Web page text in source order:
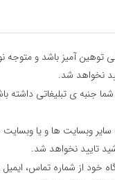
توهین آمیز باشد و متوجه
نخواهد شد.
جنبه ی تبلیغاتی داشته
سایر وبسایت ها و یا
تایید نخواهد شد.
خود از شماره تماس، ایمیل